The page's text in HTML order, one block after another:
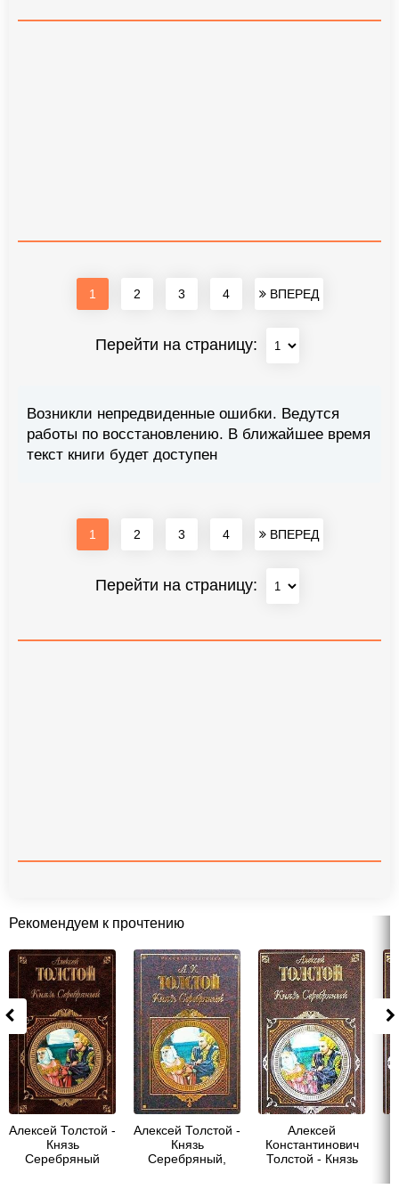
1 2 3 4 ВПЕРЕД
Перейти на страницу:
Возникли непредвиденные ошибки. Ведутся
работы по восстановлению. В ближайшее время
текст книги будет доступен
1 2 3 4 ВПЕРЕД
Перейти на страницу:
Рекомендуем к прочтению
Алексей Толстой -
Князь
Серебряный
Алексей Толстой -
Князь
Серебряный,
Алексей
Константинович
Толстой - Князь